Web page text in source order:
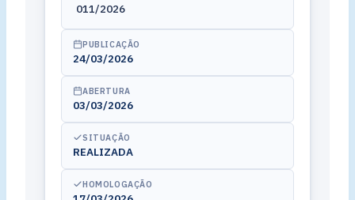
011/2026
PUBLICAÇÃO
24/03/2026
ABERTURA
03/03/2026
SITUAÇÃO
REALIZADA
HOMOLOGAÇÃO